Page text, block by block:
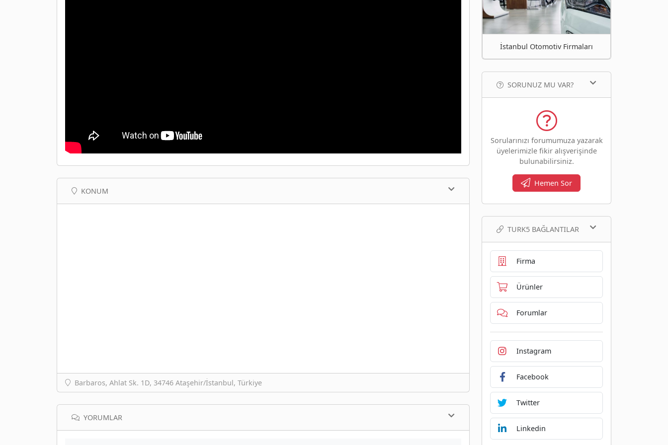
KONUM
Barbaros, Ahlat Sk. 1D, 34746 Ataşehir/İstanbul, Türkiye
YORUMLAR
İstanbul Otomotiv Firmaları
SORUNUZ MU VAR?
Sorularınızı forumumuza yazarak
üyelerimizle fikir alışverişinde
bulunabilirsiniz.
Hemen Sor
TURK5 BAĞLANTILAR
Firma
Ürünler
Forumlar
Instagram
Facebook
Twitter
Linkedin